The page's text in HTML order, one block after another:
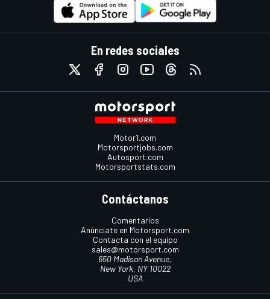
En redes sociales
Motor1.com
Motorsportjobs.com
Autosport.com
Motorsportstats.com
Contáctanos
Comentarios
Anúnciate en Motorsport.com
Contacta con el equipo
sales@motorsport.com
650 Madison Avenue,
New York, NY 10022
USA